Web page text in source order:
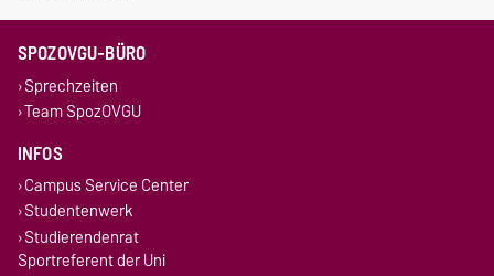
SPOZOVGU-BÜRO
Sprechzeiten
Team SpozOVGU
INFOS
Campus Service Center
Studentenwerk
Studierendenrat
Sportreferent der Uni